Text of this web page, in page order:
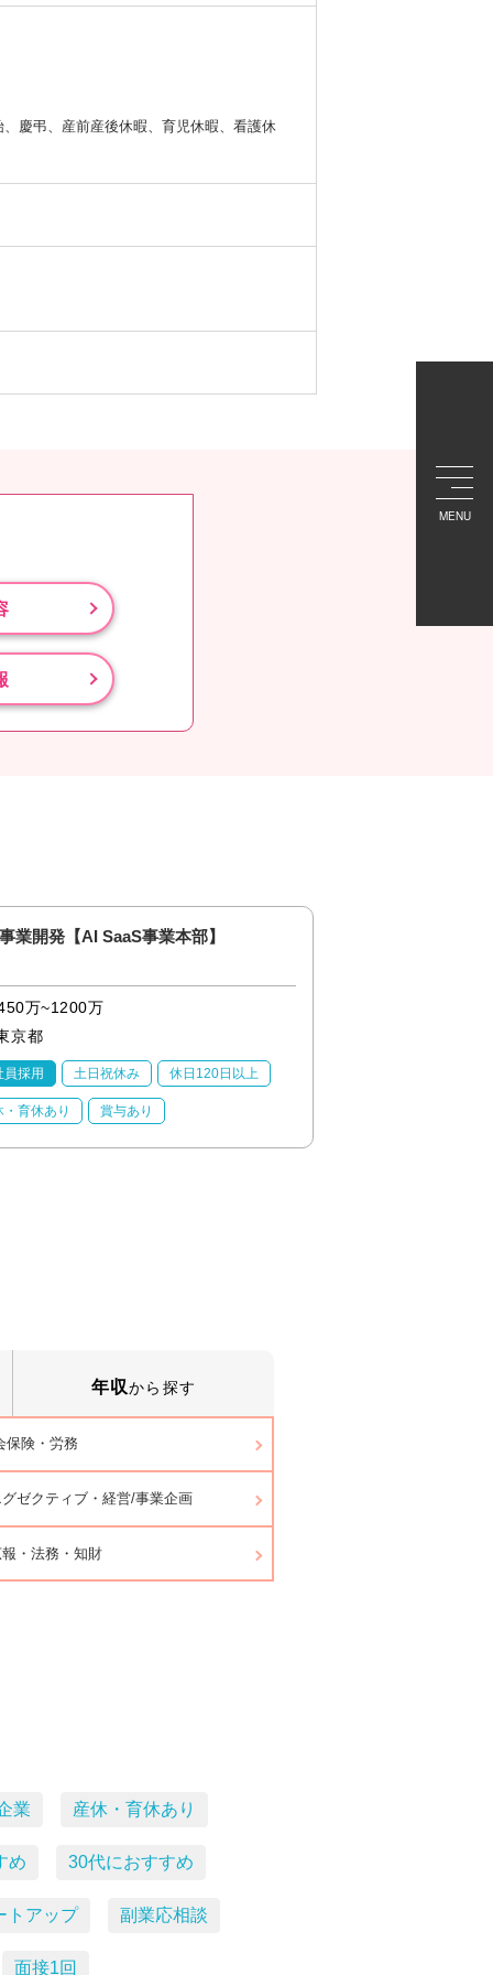
MENU
慶弔、産前産後休暇、育児休暇、看護休
業開発【AI SaaS事業本部】
万~1200万
京都
員採用 土日祝休み 休日120日以上
・育休あり 賞与あり
年収から探す
保険・労務
ゼクティブ・経営/事業企画
・法務・知財
業 産休・育休あり
め 30代におすすめ
トアップ 副業応相談
面接1回